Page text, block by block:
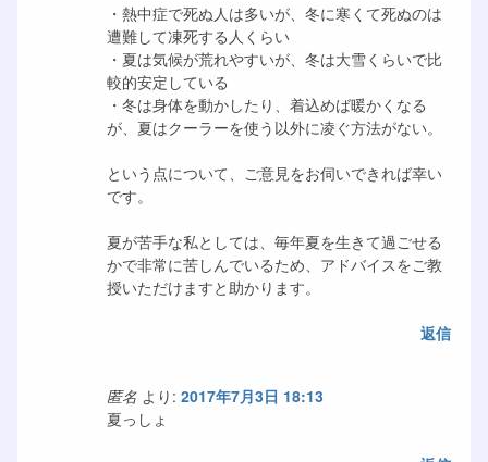
・熱中症で死ぬ人は多いが、冬に寒くて死ぬのは
遭難して凍死する人くらい
・夏は気候が荒れやすいが、冬は大雪くらいで比
較的安定している
・冬は身体を動かしたり、着込めば暖かくなる
が、夏はクーラーを使う以外に凌ぐ方法がない。
という点について、ご意見をお伺いできれば幸い
です。
夏が苦手な私としては、毎年夏を生きて過ごせる
かで非常に苦しんでいるため、アドバイスをご教
授いただけますと助かります。
返信
匿名 より: 2017年7月3日 18:13
夏っしょ